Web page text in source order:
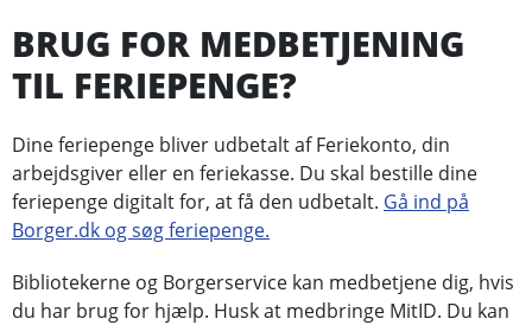
BRUG FOR MEDBETJENING
TIL FERIEPENGE?
Dine feriepenge bliver udbetalt af Feriekonto, din
arbejdsgiver eller en feriekasse. Du skal bestille dine
feriepenge digitalt for, at få den udbetalt. Gå ind på
Borger.dk og søg feriepenge.
Bibliotekerne og Borgerservice kan medbetjene dig, hvis
du har brug for hjælp. Husk at medbringe MitID. Du kan